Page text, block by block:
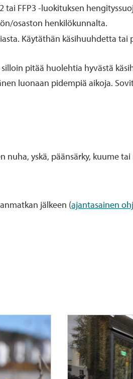
tai FFP3 -luokituksen
osaston henkilökunnalta.
Käytäthän käsihuuhdetta tai
pitää huolehtia hyvästä
luonaan pidempiä aikoja.
yskä, päänsärky, kuume tai
jälkeen (ajantasainen